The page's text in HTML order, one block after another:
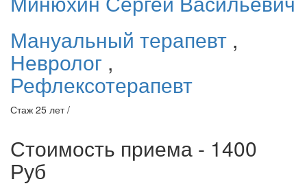
Мануальный терапевт ,
Невролог ,
Рефлексотерапевт
Стаж 25 лет /
Стоимость приема - 1400
Руб